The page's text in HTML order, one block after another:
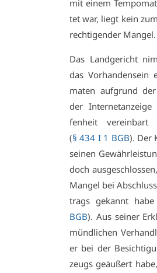
mit ei­nem
tet war, liegt kein
rech­ti­gen­der Man­gel.
Das Land­ge­richt
das Vor­han­den­sein
ma­ten auf­grund
der
fen­heit ver­ein­bart
(§ 434 I 1 BGB). Der
sei­nen
doch
Man­gel bei
trags ge­kannt
BGB). Aus sei­ner
münd­li­chen
er bei der
zeugs ge­äu­ßert